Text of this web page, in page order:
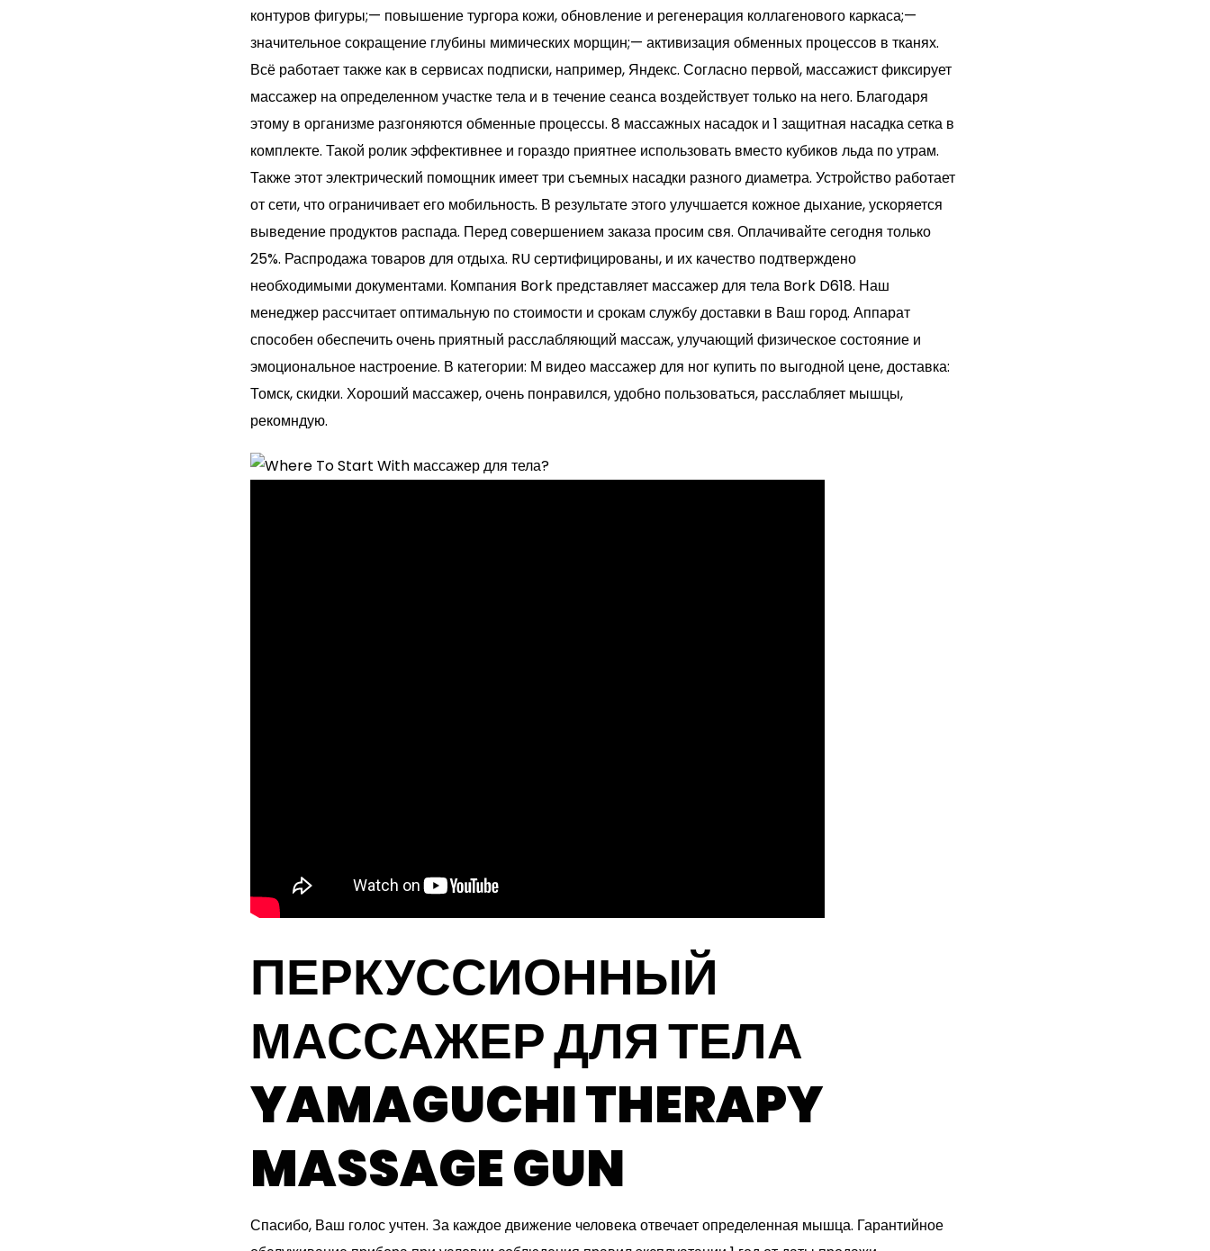
контуров фигуры;— повышение тургора кожи, обновление и регенерация коллагенового каркаса;—
значительное сокращение глубины мимических морщин;— активизация обменных процессов в тканях.
Всё работает также как в сервисах подписки, например, Яндекс. Согласно первой, массажист фиксирует
массажер на определенном участке тела и в течение сеанса воздействует только на него. Благодаря
этому в организме разгоняются обменные процессы. 8 массажных насадок и 1 защитная насадка сетка в
комплекте. Такой ролик эффективнее и гораздо приятнее использовать вместо кубиков льда по утрам.
Также этот электрический помощник имеет три съемных насадки разного диаметра. Устройство работает
от сети, что ограничивает его мобильность. В результате этого улучшается кожное дыхание, ускоряется
выведение продуктов распада. Перед совершением заказа просим свя. Оплачивайте сегодня только
25%. Распродажа товаров для отдыха. RU сертифицированы, и их качество подтверждено
необходимыми документами. Компания Bork представляет массажер для тела Bork D618. Наш
менеджер рассчитает оптимальную по стоимости и срокам службу доставки в Ваш город. Аппарат
способен обеспечить очень приятный расслабляющий массаж, улучающий физическое состояние и
эмоциональное настроение. В категории: М видео массажер для ног купить по выгодной цене, доставка:
Томск, скидки. Хороший массажер, очень понравился, удобно пользоваться, расслабляет мышцы,
рекомндую.
ПЕРКУССИОННЫЙ
МАССАЖЕР ДЛЯ ТЕЛА
YAMAGUCHI THERAPY
MASSAGE GUN
Спасибо, Ваш голос учтен. За каждое движение человека отвечает определенная мышца. Гарантийное